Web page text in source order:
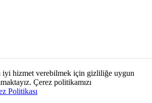
iyi hizmet verebilmek için gizliliğe uygun
Çerez politikamızı
Politikası